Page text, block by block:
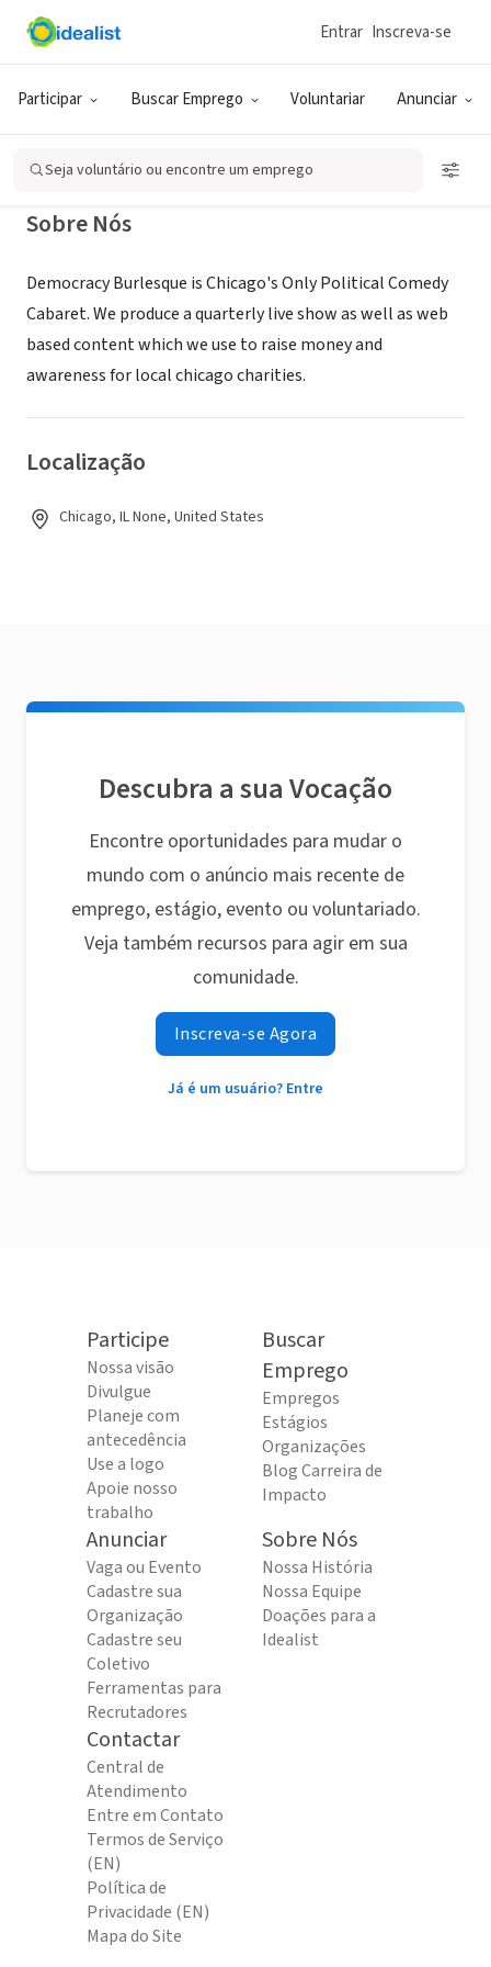
Participar Buscar Emprego Voluntariar Anunciar
Entrar Inscreva-se
Seja voluntário ou encontre um emprego
ONG (SETOR SOCIAL)
Democracy Burlesque
Sobre Nós
Democracy Burlesque is Chicago's Only Political Comedy
Cabaret. We produce a quarterly live show as well as web
based content which we use to raise money and
awareness for local chicago charities.
Localização
Chicago, IL None, United States
Descubra a sua Vocação
Encontre oportunidades para mudar o
mundo com o anúncio mais recente de
emprego, estágio, evento ou voluntariado.
Veja também recursos para agir em sua
comunidade.
Inscreva-se Agora
Já é um usuário? Entre
Participe
Nossa visão
Divulgue
Planeje com
antecedência
Use a logo
Apoie nosso
trabalho
Buscar
Emprego
Empregos
Estágios
Organizações
Blog Carreira de
Impacto
Anunciar
Vaga ou Evento
Cadastre sua
Organização
Cadastre seu
Coletivo
Ferramentas para
Recrutadores
Sobre Nós
Nossa História
Nossa Equipe
Doações para a
Idealist
Contactar
Central de
Atendimento
Entre em Contato
Termos de Serviço
(EN)
Política de
Privacidade (EN)
Mapa do Site